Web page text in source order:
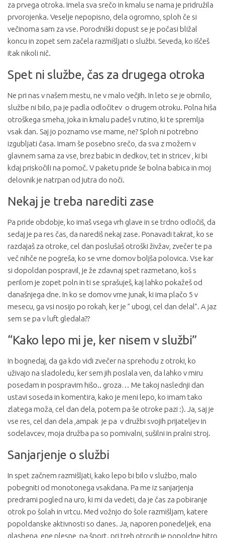
za prvega otroka. Imela sva srečo in kmalu se nama je pridružila
prvorojenka. Veselje nepopisno, dela ogromno, sploh če si
večinoma sam za vse. Porodniški dopust se je počasi bližal
koncu in zopet sem začela razmišljati o službi. Seveda, ko iščeš
itak nikoli nič.
Spet ni službe, čas za drugega otroka
Ne pri nas v našem mestu, ne v malo večjih. In leto se je obrnilo,
službe ni bilo, pa je padla odločitev o drugem otroku. Polna hiša
otroškega smeha, joka in kmalu padeš v rutino, ki te spremlja
vsak dan. Saj jo poznamo vse mame, ne? Sploh ni potrebno
izgubljati časa. Imam še posebno srečo, da sva z možem v
glavnem sama za vse, brez babic in dedkov, tet in stricev , ki bi
kdaj priskočili na pomoč. V paketu pride še bolna babica in moj
delovnik je natrpan od jutra do noči.
Nekaj je treba narediti zase
Pa pride obdobje, ko imaš vsega vrh glave in se trdno odločiš, da
sedaj je pa res čas, da narediš nekaj zase. Ponavadi takrat, ko se
razdajaš za otroke, cel dan poslušaš otroški živžav, zvečer te pa
več nihče ne pogreša, ko se vrne domov boljša polovica. Vse kar
si dopoldan pospravil, je že zdavnaj spet razmetano, koš s
perilom je zopet poln in ti se sprašuješ, kaj lahko pokažeš od
današnjega dne. In ko se domov vrne junak, ki ima plačo 5 v
mesecu, ga vsi nosijo po rokah, ker je ” ubogi, cel dan delal”. A jaz
sem se pa v luft gledala??
“Kako lepo mi je, ker nisem v službi”
In bognedaj, da ga kdo vidi zvečer na sprehodu z otroki, ko
uživajo na sladoledu, ker sem jih poslala ven, da lahko v miru
posedam in pospravim hišo.. groza… Me takoj naslednji dan
ustavi soseda in komentira, kako je meni lepo, ko imam tako
zlatega moža, cel dan dela, potem pa še otroke pazi :). Ja, saj je
vse res, cel dan dela ,ampak je pa v družbi svojih prijateljev in
sodelavcev, moja družba pa so pomivalni, sušilni in pralni stroj.
Sanjarjenje o službi
In spet začnem razmišljati, kako lepo bi bilo v službo, malo
pobegniti od monotonega vsakdana. Pa me iz sanjarjenja
predrami pogled na uro, ki mi da vedeti, da je čas za pobiranje
otrok po šolah in vrtcu. Med vožnjo do šole razmišljam, katere
popoldanske aktivnosti so danes. Ja, naporen ponedeljek, ena
glasbena, ene plesne, pa šport. pri treh otrocih je popoldne hitro